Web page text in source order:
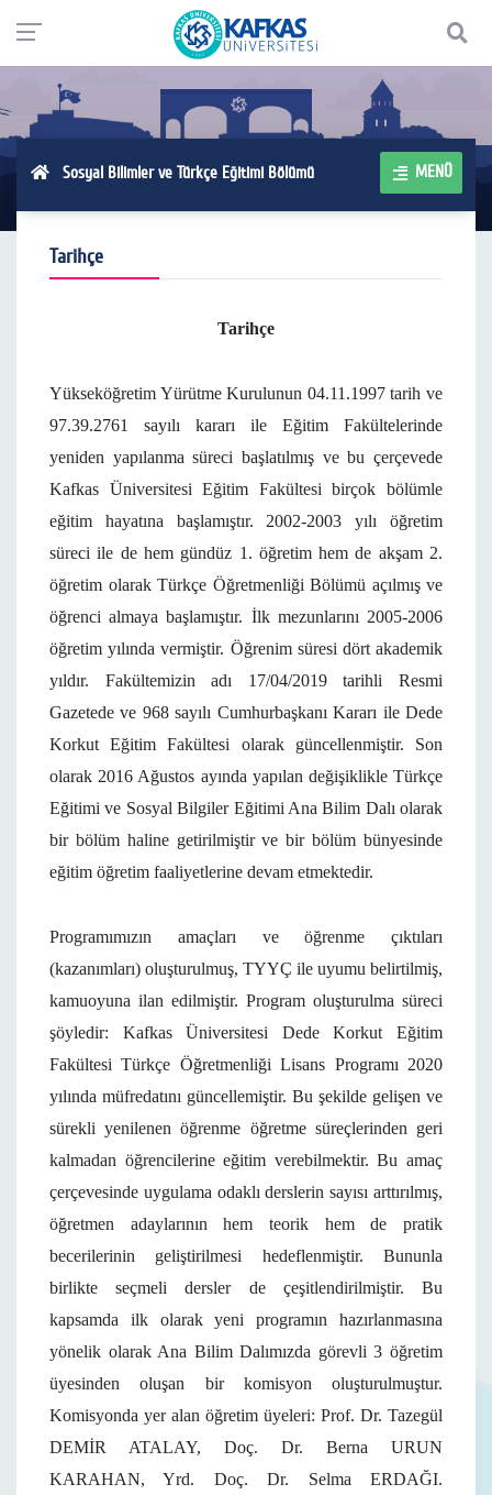
Sosyal Bilimler ve Türkçe Eğitimi Bölümü MENÜ
Tarihçe
Tarihçe
Yükseköğretim Yürütme Kurulunun 04.11.1997 tarih ve
97.39.2761 sayılı kararı ile Eğitim Fakültelerinde
yeniden yapılanma süreci başlatılmış ve bu çerçevede
Kafkas Üniversitesi Eğitim Fakültesi birçok bölümle
eğitim hayatına başlamıştır. 2002-2003 yılı öğretim
süreci ile de hem gündüz 1. öğretim hem de akşam 2.
öğretim olarak Türkçe Öğretmenliği Bölümü açılmış ve
öğrenci almaya başlamıştır. İlk mezunlarını 2005-2006
öğretim yılında vermiştir. Öğrenim süresi dört akademik
yıldır. Fakültemizin adı 17/04/2019 tarihli Resmi
Gazetede ve 968 sayılı Cumhurbaşkanı Kararı ile Dede
Korkut Eğitim Fakültesi olarak güncellenmiştir. Son
olarak 2016 Ağustos ayında yapılan değişiklikle Türkçe
Eğitimi ve Sosyal Bilgiler Eğitimi Ana Bilim Dalı olarak
bir bölüm haline getirilmiştir ve bir bölüm bünyesinde
eğitim öğretim faaliyetlerine devam etmektedir.
Programımızın amaçları ve öğrenme çıktıları
(kazanımları) oluşturulmuş, TYYÇ ile uyumu belirtilmiş,
kamuoyuna ilan edilmiştir. Program oluşturulma süreci
şöyledir: Kafkas Üniversitesi Dede Korkut Eğitim
Fakültesi Türkçe Öğretmenliği Lisans Programı 2020
yılında müfredatını güncellemiştir. Bu şekilde gelişen ve
sürekli yenilenen öğrenme öğretme süreçlerinden geri
kalmadan öğrencilerine eğitim verebilmektir. Bu amaç
çerçevesinde uygulama odaklı derslerin sayısı arttırılmış,
öğretmen adaylarının hem teorik hem de pratik
becerilerinin geliştirilmesi hedeflenmiştir. Bununla
birlikte seçmeli dersler de çeşitlendirilmiştir. Bu
kapsamda ilk olarak yeni programın hazırlanmasına
yönelik olarak Ana Bilim Dalımızda görevli 3 öğretim
üyesinden oluşan bir komisyon oluşturulmuştur.
Komisyonda yer alan öğretim üyeleri: Prof. Dr. Tazegül
DEMİR ATALAY, Doç. Dr. Berna URUN
KARAHAN, Yrd. Doç. Dr. Selma ERDAĞI.